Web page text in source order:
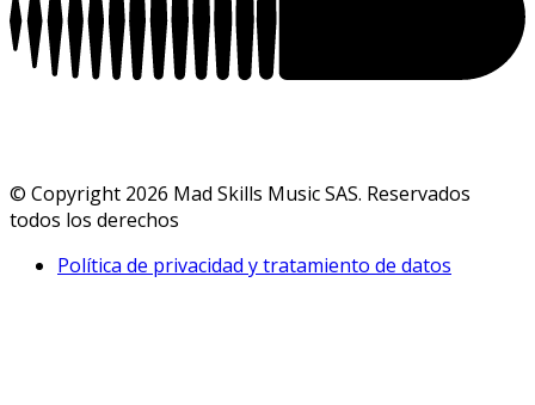
© Copyright 2026 Mad Skills Music SAS. Reservados
todos los derechos
Política de privacidad y tratamiento de datos